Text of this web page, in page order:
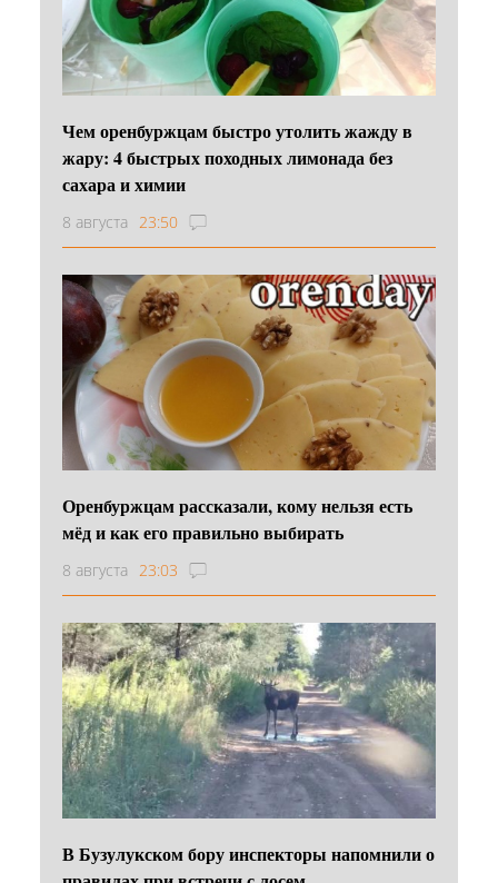
Чем оренбуржцам быстро утолить жажду в
жару: 4 быстрых походных лимонада без
сахара и химии
8 августа 23:50
Оренбуржцам рассказали, кому нельзя есть
мёд и как его правильно выбирать
8 августа 23:03
В Бузулукском бору инспекторы напомнили о